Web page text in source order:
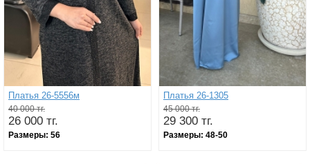
Платья 26-5556м
40 000 тг.
26 000 тг.
Размеры: 56
Платья 26-1305
45 000 тг.
29 300 тг.
Размеры: 48-50